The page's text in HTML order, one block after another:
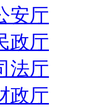
安厅
政厅
法厅
政厅